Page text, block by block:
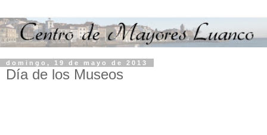
domingo, 19 de mayo de 2013
Día de los Museos